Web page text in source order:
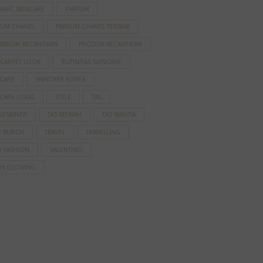
SKINCARE PARFUM
CHANEL PARFUM CHANEL TERBAIK
KECANTIKAN PRODUK KECANTIKAN
LOOK RUTINITAS SKINCARE
SKINCARE KOREA
LOKAL STYLE TAS
TAS MEWAH TAS WANITA
BURCH TRAVEL TRAVELLING
FASHION VALENTINO
GLOWING